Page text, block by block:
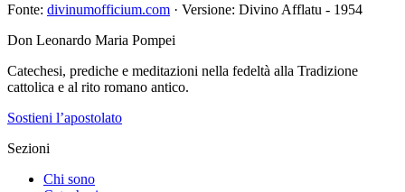
Fonte: divinumofficium.com · Versione: Divino Afflatu - 1954
Don Leonardo Maria Pompei
Catechesi, prediche e meditazioni nella fedeltà alla Tradizione
cattolica e al rito romano antico.
Sostieni l’apostolato
Sezioni
Chi sono